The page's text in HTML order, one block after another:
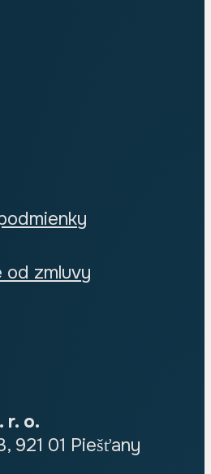
od zmluvy
r. o.
921 01 Piešťany